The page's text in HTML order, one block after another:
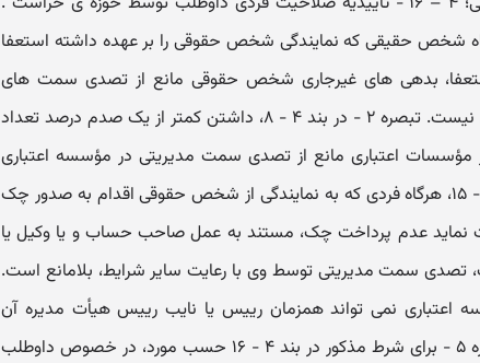
- در بند ۴ - ۷، هرگاه شخص حقیقی که نمایندگی شخص حقوقی را بر عهده داشته استعفا
بدهی های غیرجاری شخص حقوقی مانع از تصدی سمت های
مدیریتی در مؤسسه اعتباری نیست. تبصره ۲ - در بند ۴ - ۸، داشتن کمتر از یک صدم درصد تعداد
اعتباری مانع از تصدی سمت مدیریتی در مؤسسه اعتباری
نیست. تبصره ۳ - در بند ۴ - ۱۵، هرگاه فردی که به نمایندگی از شخص حقوقی اقدام به صدور چک
نماید عدم پرداخت چک، مستند به عمل صاحب حساب و یا وکیل یا
تصدی سمت مدیریتی توسط وی با رعایت سایر شرایط، بلامانع است.
مؤسسه اعتباری نمی تواند همزمان رییس یا نایب رییس هیأت مدیره آن
مؤسسه اعتباری باشد. تبصره ۵ - برای شرط مذکور در بند ۴ - ۱۶ حسب مورد، در خصوص داوطلب